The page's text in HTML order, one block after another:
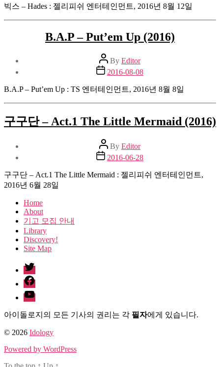
빅스 – Hades : 젤리피쉬 엔터테인먼트, 2016년 8월 12일
B.A.P – Put’em Up (2016)
Post
author
By Editor
Post
date
2016-08-08
B.A.P – Put’em Up : TS 엔터테인먼트, 2016년 8월 8일
구구단 – Act.1 The Little Mermaid (2016)
Post
author
By Editor
Post
date
2016-06-28
구구단 – Act.1 The Little Mermaid : 젤리피쉬 엔터테인먼트,
2016년 6월 28일
Home
About
기고 모집 안내
Library
Discovery!
Site Map
twitter
facebook
Youtube
아이돌로지의 모든 기사의 권리는 각 필자에게 있습니다.
© 2026 Idology
Powered by WordPress